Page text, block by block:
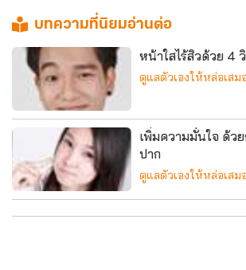
บทความที่นิยมอ่านต่อ
หน้าใสไร้สิวด้วย 4
ดูแลตัวเองให้หล่อเสมอ
เพิ่มความมั่นใจ ด้ว
ปาก
ดูแลตัวเองให้หล่อเสมอ